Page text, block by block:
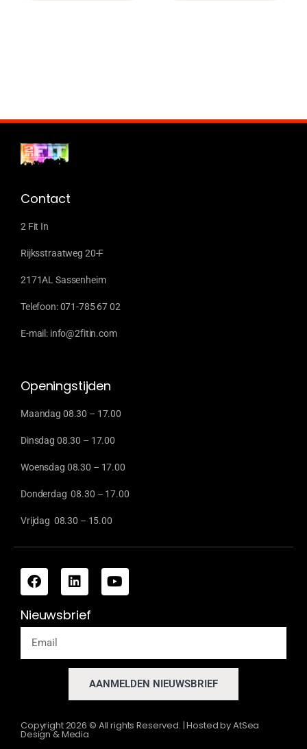
Contact
2 Fit In
Rijksstraatweg 20-F
2171AL Sassenheim
Telefoon: 071-785 67 02
E-mail: info@2fitin.com
Openingstijden
Maandag 08.30 – 17.00
Dinsdag 08.30 – 17.00
Woensdag 08.30 – 17.00
Donderdag 08.30 – 17.00
Vrijdag 08.30 – 15.00
Nieuwsbrief
AANMELDEN NIEUWSBRIEF
Copyright2026 © All rights Reserved. | Hosted byAtSea
Design & Media